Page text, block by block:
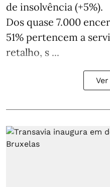
de insolvência (+5%).
Dos quase 7.000
51% pertencem a
retalho, s ...